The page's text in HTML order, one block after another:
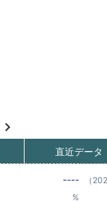
直近データ
----
%
（